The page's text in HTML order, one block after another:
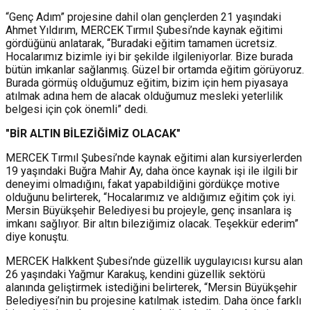
“Genç Adım” projesine dahil olan gençlerden 21 yaşındaki
Ahmet Yıldırım, MERCEK Tırmıl Şubesi’nde kaynak eğitimi
gördüğünü anlatarak, “Buradaki eğitim tamamen ücretsiz.
Hocalarımız bizimle iyi bir şekilde ilgileniyorlar. Bize burada
bütün imkanlar sağlanmış. Güzel bir ortamda eğitim görüyoruz.
Burada görmüş olduğumuz eğitim, bizim için hem piyasaya
atılmak adına hem de alacak olduğumuz mesleki yeterlilik
belgesi için çok önemli” dedi.
"BİR ALTIN BİLEZİĞİMİZ OLACAK"
MERCEK Tırmıl Şubesi’nde kaynak eğitimi alan kursiyerlerden
19 yaşındaki Buğra Mahir Ay, daha önce kaynak işi ile ilgili bir
deneyimi olmadığını, fakat yapabildiğini gördükçe motive
olduğunu belirterek, “Hocalarımız ve aldığımız eğitim çok iyi.
Mersin Büyükşehir Belediyesi bu projeyle, genç insanlara iş
imkanı sağlıyor. Bir altın bileziğimiz olacak. Teşekkür ederim”
diye konuştu.
MERCEK Halkkent Şubesi’nde güzellik uygulayıcısı kursu alan
26 yaşındaki Yağmur Karakuş, kendini güzellik sektörü
alanında geliştirmek istediğini belirterek, “Mersin Büyükşehir
Belediyesi’nin bu projesine katılmak istedim. Daha önce farklı